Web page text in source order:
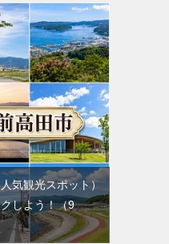
気観光スポット）
しよう！（9